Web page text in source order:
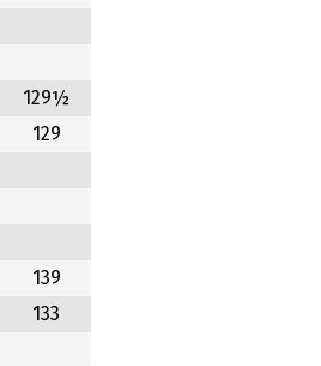
129½
129
139
133